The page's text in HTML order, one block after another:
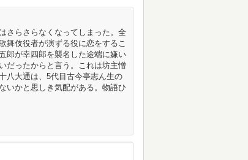
さらさらなくなってしまった。全
舞伎役者が演ずる役に恋をするこ
郎が幸四郎を襲名した途端に嫌い
だったからと言う。これは坊主憎
八大通は、5代目古今亭志ん生の
いかと思しき気配がある。物語ひ